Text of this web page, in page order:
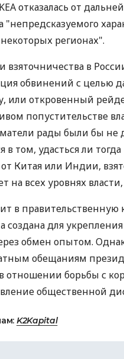
отказалась от
"непредсказуемого
регионах".
взяточничества в
обвинений с целью
или откровенный
попустительстве
рады были бы не
в том, удасться ли
Китая или Индии,
на всех уровнях
в
создана для
обмен опытом.
обещаниям
отношении борьбы с
общественной
K2Kapital